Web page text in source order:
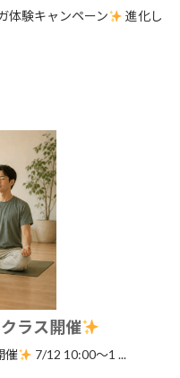
体験キャンペーン
進化し
ラス開催
催 7/12 10:00〜1 ...